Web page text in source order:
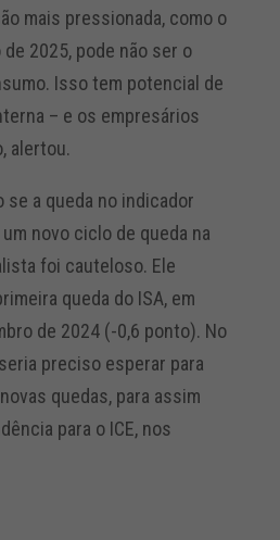
mais pressionada, como o
2025, pode não ser o
Isso tem potencial de
– e os empresários
alertou.
se a queda no indicador
novo ciclo de queda na
foi cauteloso. Ele
queda do ISA, em
de 2024 (-0,6 ponto). No
preciso esperar para
quedas, para assim
para o ICE, nos